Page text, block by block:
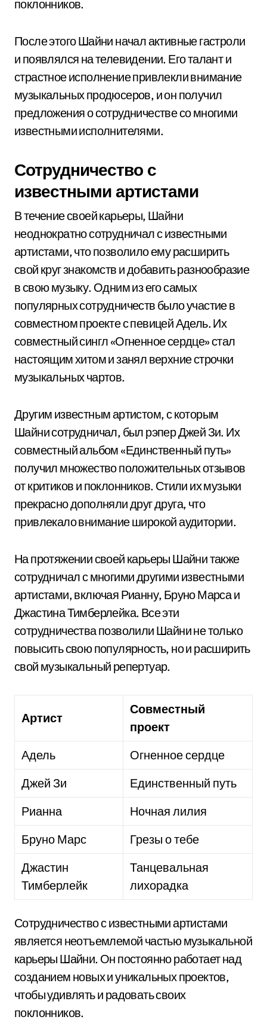
поклонников.
После этого Шайни начал активные гастроли
и появлялся на телевидении. Его талант и
страстное исполнение привлекли внимание
музыкальных продюсеров, и он получил
предложения о сотрудничестве со многими
известными исполнителями.
Сотрудничество с
известными артистами
В течение своей карьеры, Шайни
неоднократно сотрудничал с известными
артистами, что позволило ему расширить
свой круг знакомств и добавить разнообразие
в свою музыку. Одним из его самых
популярных сотрудничеств было участие в
совместном проекте с певицей Адель. Их
совместный сингл «Огненное сердце» стал
настоящим хитом и занял верхние строчки
музыкальных чартов.
Другим известным артистом, с которым
Шайни сотрудничал, был рэпер Джей Зи. Их
совместный альбом «Единственный путь»
получил множество положительных отзывов
от критиков и поклонников. Стили их музыки
прекрасно дополняли друг друга, что
привлекало внимание широкой аудитории.
На протяжении своей карьеры Шайни также
сотрудничал с многими другими известными
артистами, включая Рианну, Бруно Марса и
Джастина Тимберлейка. Все эти
сотрудничества позволили Шайни не только
повысить свою популярность, но и расширить
свой музыкальный репертуар.
Артист
Совместный
проект
Адель
Огненное сердце
Джей Зи
Единственный путь
Рианна
Ночная лилия
Бруно Марс
Грезы о тебе
Джастин
Тимберлейк
Танцевальная
лихорадка
Сотрудничество с известными артистами
является неотъемлемой частью музыкальной
карьеры Шайни. Он постоянно работает над
созданием новых и уникальных проектов,
чтобы удивлять и радовать своих
поклонников.